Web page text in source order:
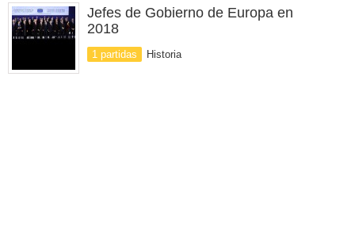
Jefes de Gobierno de Europa en
2018
1 partidas Historia